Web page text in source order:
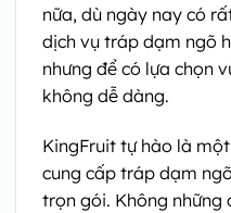
nữa, dù ngày nay có
dịch vụ tráp dạm ngõ
nhưng để có lựa chọn
không dễ dàng.
KingFruit tự hào là
cung cấp tráp dạm
trọn gói. Không những